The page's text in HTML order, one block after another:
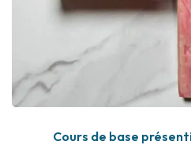
Cours de base